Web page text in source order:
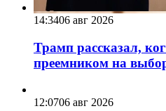
14:3406 авг 2026
Трамп рассказал,
преемником на
12:0706 авг 2026